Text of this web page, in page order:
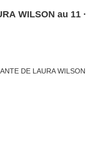
WILSON au 11 ·